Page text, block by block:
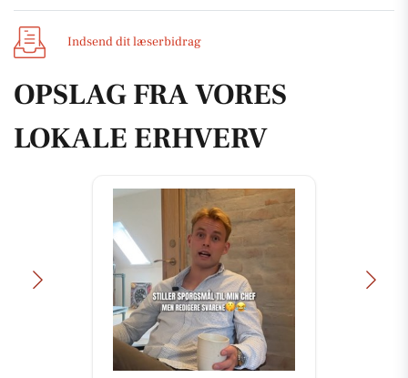
Indsend dit læserbidrag
OPSLAG FRA VORES
LOKALE ERHVERV